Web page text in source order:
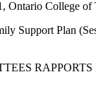
Ontario College
Support Plan